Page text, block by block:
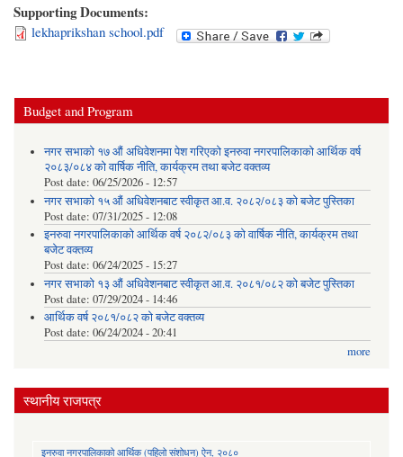
Supporting Documents:
lekhaprikshan school.pdf
Budget and Program
नगर सभाको १७ औं अधिवेशनमा पेश गरिएको इनरुवा नगरपालिकाको आर्थिक वर्ष
२०८३/०८४ को वार्षिक नीति, कार्यक्रम तथा बजेट वक्तव्य
Post date: 06/25/2026 - 12:57
नगर सभाको १५ औं अधिवेशनबाट स्वीकृत आ.व. २०८२/०८३ को बजेट पुस्तिका
Post date: 07/31/2025 - 12:08
इनरुवा नगरपालिकाको आर्थिक वर्ष २०८२/०८३ को वार्षिक नीति, कार्यक्रम तथा
बजेट वक्तव्य
Post date: 06/24/2025 - 15:27
नगर सभाको १३ औं अधिवेशनबाट स्वीकृत आ.व. २०८१/०८२ को बजेट पुस्तिका
Post date: 07/29/2024 - 14:46
आर्थिक वर्ष २०८१/०८२ को बजेट वक्तव्य
Post date: 06/24/2024 - 20:41
more
स्थानीय राजपत्र
इनरुवा नगरपालिकाको आर्थिक (पहिलो संशोधन) ऐन, २०८०